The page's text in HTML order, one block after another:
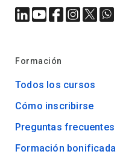
Formación
Todos los cursos
Cómo inscribirse
Preguntas frecuentes
Formación bonificada